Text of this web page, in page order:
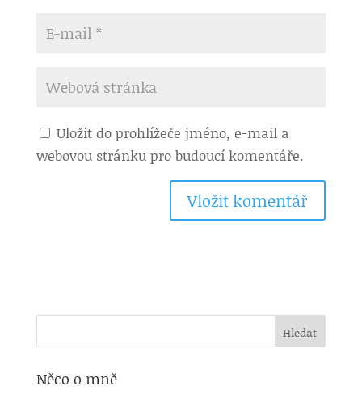
Uložit do prohlížeče jméno, e-mail a
webovou stránku pro budoucí komentáře.
Něco o mně